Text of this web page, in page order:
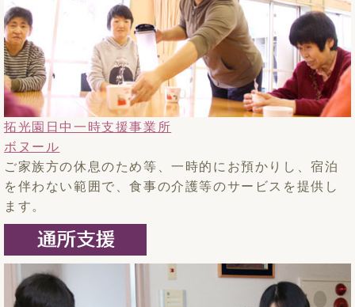
拓光園日中一時支援事業所
ボヌール
ご家族方の休息のため等、一時的にお預かりし、宿泊
を伴わない範囲で、食事の介護等のサービスを提供し
ます。